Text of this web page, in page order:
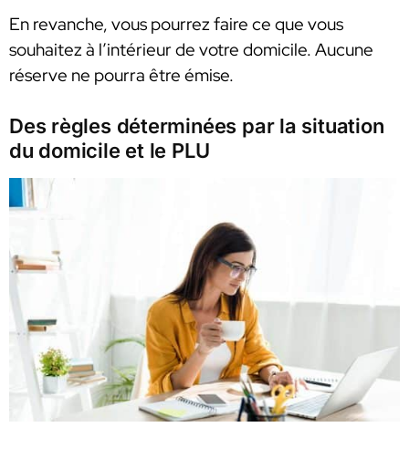
En revanche, vous pourrez faire ce que vous
souhaitez à l’intérieur de votre domicile. Aucune
réserve ne pourra être émise.
Des règles déterminées par la situation
du domicile et le PLU